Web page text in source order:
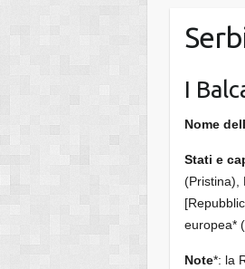
I
Nome
Stati e
(Pristina),
europea*
Note*: la